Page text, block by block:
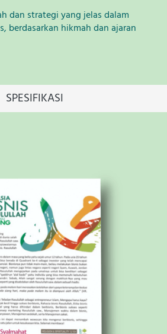
dan strategi yang jelas dalam
berdasarkan hikmah dan ajaran
SPESIFIKASI